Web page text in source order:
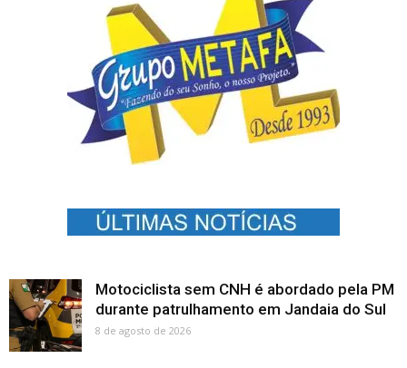
Motociclista sem CNH é abordado pela PM
durante patrulhamento em Jandaia do Sul
8 de agosto de 2026